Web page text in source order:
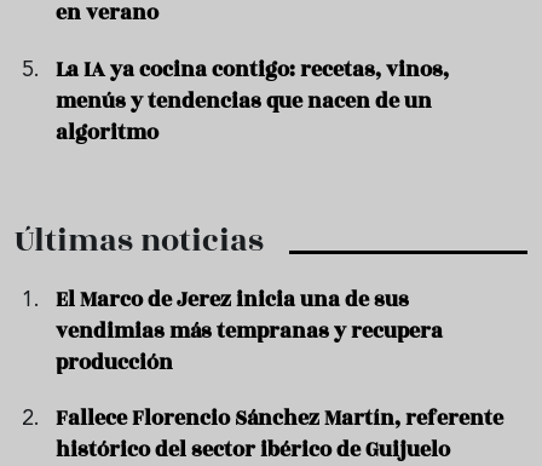
en verano
La IA ya cocina contigo: recetas, vinos,
menús y tendencias que nacen de un
algoritmo
Últimas noticias
El Marco de Jerez inicia una de sus
vendimias más tempranas y recupera
producción
Fallece Florencio Sánchez Martín, referente
histórico del sector ibérico de Guijuelo